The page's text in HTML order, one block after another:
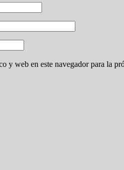
y web en este navegador para la